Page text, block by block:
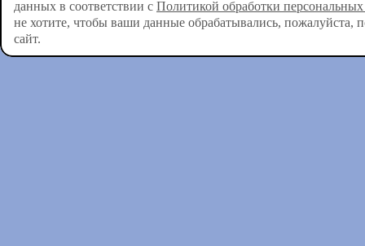
данных в соответствии с Политикой обработки
не хотите, чтобы ваши данные обрабатывались, пожалуйста,
сайт.